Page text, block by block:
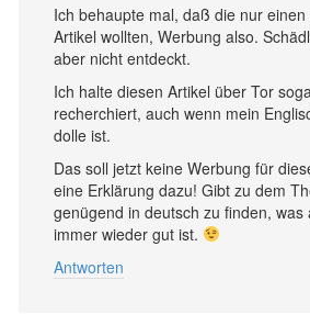
Ich behaupte mal, daß die nur
Artikel wollten, Werbung also.
aber nicht entdeckt.
Ich halte diesen Artikel über Tor
recherchiert, auch wenn mein
dolle ist.
Das soll jetzt keine Werbung für
eine Erklärung dazu! Gibt zu dem
genügend in deutsch zu finden, was
immer wieder gut ist.
Antworten